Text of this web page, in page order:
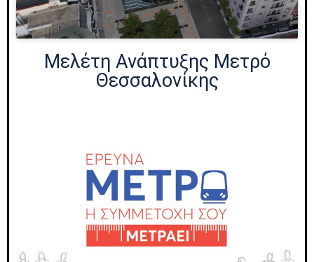
Μελέτη Ανάπτυξης Μετρό
Θεσσαλονίκης